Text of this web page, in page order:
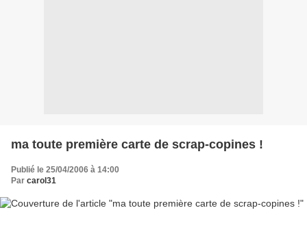
ma toute première carte de scrap-copines !
Publié le 25/04/2006 à 14:00
Par carol31